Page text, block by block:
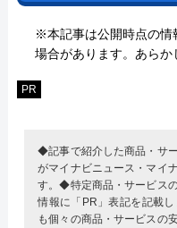
※本記事は公開時点の情
場合があります。あらか
PR
◆記事で紹介した商品・サ
がマイナビニュース・マイ
す。◆特定商品・サービス
情報に「PR」表記を記載
も個々の商品・サービスの